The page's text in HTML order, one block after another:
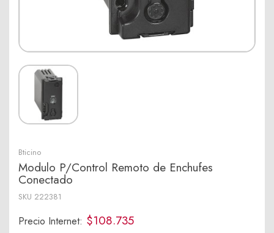
Bticino
Modulo P/Control Remoto de Enchufes
Conectado
SKU 222381
Precio Internet: $108.735